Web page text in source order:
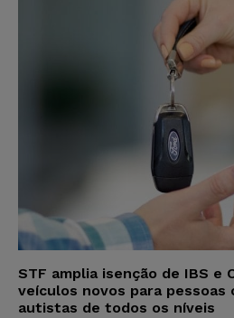
STF amplia isenção de IBS e
veículos novos para pessoas
autistas de todos os níveis